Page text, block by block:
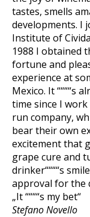
tastes, smells
developments. I
Institute of
1988 I obtained
fortune and
experience at
Mexico. It ““““s
time since I
run company,
bear their own
excitement that
grape cure and
drinker““““s
approval for the
„It ““““s my bet“
Stefano Novello